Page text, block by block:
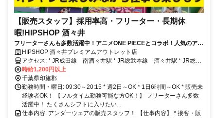
【販売スタッフ】採用率高・フリーター・長期休
暇!HIPSHOP 酒々井
フリーターさんも多数活躍中！アニメONE PIECEとコラボ！人気のアウ
トレット勤務！社割あり！
HIPSHOP 酒々井プレミアムアウトレット店
アクセス: * JR成田線 南酒々井駅 * JR総武本線 酒々井駅 * JR総武
本線 榎戸駅
時給1,200円以上
千葉県印旛郡
勤務時間・曜日: 09:30～20:15 * 週2日～OK * 1日6時間～OK * 販売未
経験者OK！ 【フルタイム勤務可能な方OK！】 フリーターさん多数
活躍中！ たくさんシフトに入りたい...
仕事内容: アンダーウェアの販売スタッフ！ 【仕事内容】 * 接客・販